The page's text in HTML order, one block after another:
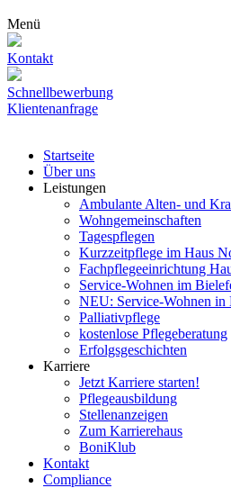
Menü
Kontakt
Schnellbewerbung
Klientenanfrage
Startseite
Über uns
Leistungen
Ambulante Alten- und
Wohn­gemeinschaften
Tagespflegen
Kurzzeitpflege im Haus
Fachpflegeeinrichtung
Service-Wohnen im
NEU: Service-Wohnen in
Palliativpflege
kostenlose Pflegeberatung
Erfolgsgeschichten
Karriere
Jetzt Karriere starten!
Pflege­ausbildung
Stellenanzeigen
Zum Karrierehaus
BoniKlub
Kontakt
Compliance